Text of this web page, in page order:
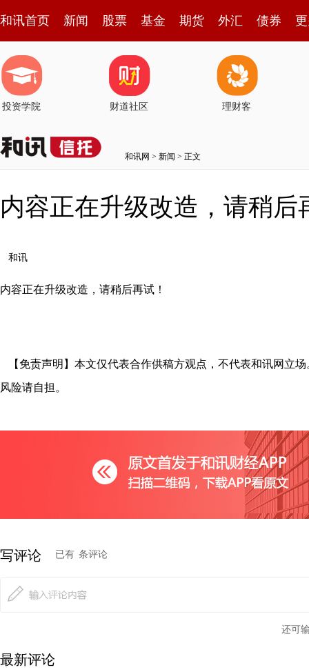
和讯首页 新闻 股票 基金 期货 外汇 债券
投资学院 财道社区 理财客
和讯网 > 新闻 > 正文
内容正在升级改造，请稍后
和讯
内容正在升级改造，请稍后再试！
【免责声明】本文仅代表合作供稿方观点，不代表和讯网立
风险请自担。
写评论 已有 条评论
还可
最新评论